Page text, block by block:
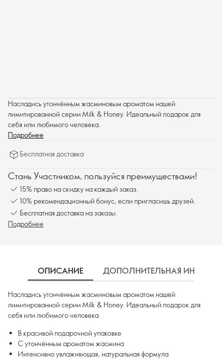
Насладись утончённым жасминовым ароматом нашей
лимитированной серии Milk & Honey. Идеальный подарок для
себя или любимого человека.
Подробнее
Бесплатная доставка
Стань Участником, пользуйся преимуществами!
15% право на скидку на каждый заказ.
10% рекомендационный бонус, если пригласишь друзей.
Бесплатная доставка на заказы.
Подробнее
ОПИСАНИЕ ДОПОЛНИТЕЛЬНАЯ
Насладись утончённым жасминовым ароматом нашей
лимитированной серии Milk & Honey. Идеальный подарок для
себя или любимого человека.
В красивой подарочной упаковке
С утончённым ароматом жасмина
Интенсивно увлажняющая, натуральная формула